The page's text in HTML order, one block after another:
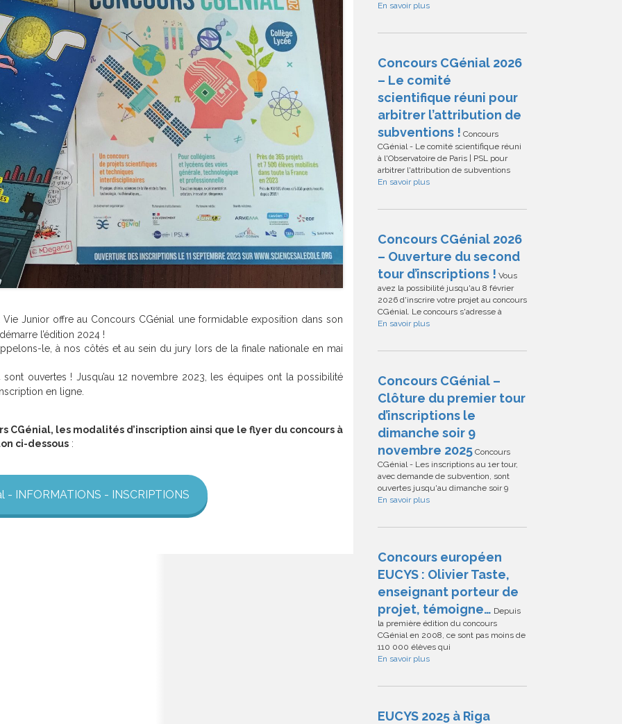
Vie Junior offre au Concours CGénial une formidable exposition dans son
l’édition 2024 !
le, à nos côtés et au sein du jury lors de la finale nationale en mai
ouvertes ! Jusqu’au 12 novembre 2023, les équipes ont la possibilité
en ligne.
CGénial, les modalités d’inscription ainsi que le flyer du concours à
ci-dessous :
- INFORMATIONS - INSCRIPTIONS
En savoir plus
Concours CGénial 2026
– Le comité
scientifique réuni pour
arbitrer l’attribution de
subventions ! Concours
CGénial - Le comité scientifique réuni
à l'Observatoire de Paris | PSL pour
arbitrer l'attribution de subventions
En savoir plus
Concours CGénial 2026
– Ouverture du second
tour d’inscriptions ! Vous
avez la possibilité jusqu'au 8 février
2026 d'inscrire votre projet au concours
CGénial. Le concours s'adresse à
En savoir plus
Concours CGénial –
Clôture du premier tour
d’inscriptions le
dimanche soir 9
novembre 2025 Concours
CGénial - Les inscriptions au 1er tour,
avec demande de subvention, sont
ouvertes jusqu'au dimanche soir 9
En savoir plus
Concours européen
EUCYS : Olivier Taste,
enseignant porteur de
projet, témoigne… Depuis
la première édition du concours
CGénial en 2008, ce sont pas moins de
110 000 élèves qui
En savoir plus
EUCYS 2025 à Riga